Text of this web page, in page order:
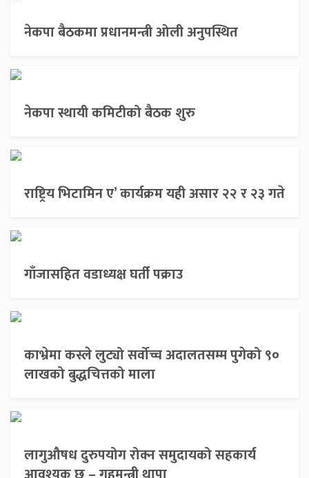
नेकपा बैठकमा प्रधानमन्त्री ओली अनुपस्थित
नेकपा स्थायी कमिटीको बैठक शुरु
राष्ट्रिय भिटामिन ए’ कार्यक्रम यही असार २२ र २३ गते
गाँजासहित वडाध्यक्ष घर्ती पक्राउ
काभ्रेमा कस्ले लुट्यो सर्वोच्च अदालतसम्म पुगेको ९०
लाखको बुद्धचित्तको माला
लागुऔषध दुरुपयोग रोक्न समुदायको सहकार्य